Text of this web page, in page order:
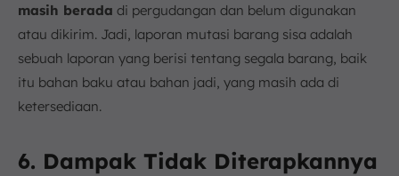
masih berada di pergudangan dan belum digunakan
atau dikirim. Jadi, laporan mutasi barang sisa adalah
sebuah laporan yang berisi tentang segala barang, baik
itu bahan baku atau bahan jadi, yang masih ada di
ketersediaan.
6. Dampak Tidak Diterapkannya